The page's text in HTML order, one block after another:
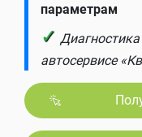
параметрам
✓
автосервисе